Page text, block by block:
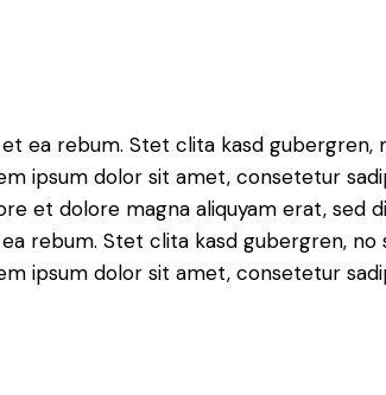
ea rebum. Stet clita kasd gubergren,
ipsum dolor sit amet, consetetur
et dolore magna aliquyam erat, sed
rebum. Stet clita kasd gubergren, no
ipsum dolor sit amet, consetetur